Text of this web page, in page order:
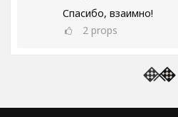
Спасибо, взаимно!
2 props